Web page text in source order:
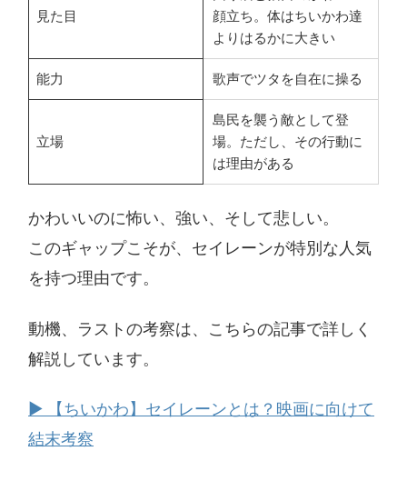
見た目
顔立ち。体はちいかわ達
よりはるかに大きい
能力 歌声でツタを自在に操る
立場
島民を襲う敵として登
場。ただし、その行動に
は理由がある
かわいいのに怖い、強い、そして悲しい。
このギャップこそが、セイレーンが特別な人気
を持つ理由です。
動機、ラストの考察は、こちらの記事で詳しく
解説しています。
▶ 【ちいかわ】セイレーンとは？映画に向けて
結末考察